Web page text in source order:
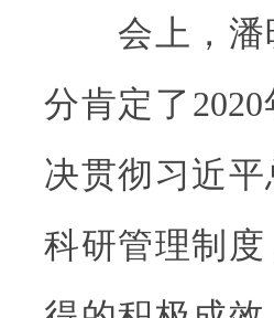
会上，潘
分肯定了
决贯彻习近
科研管理制